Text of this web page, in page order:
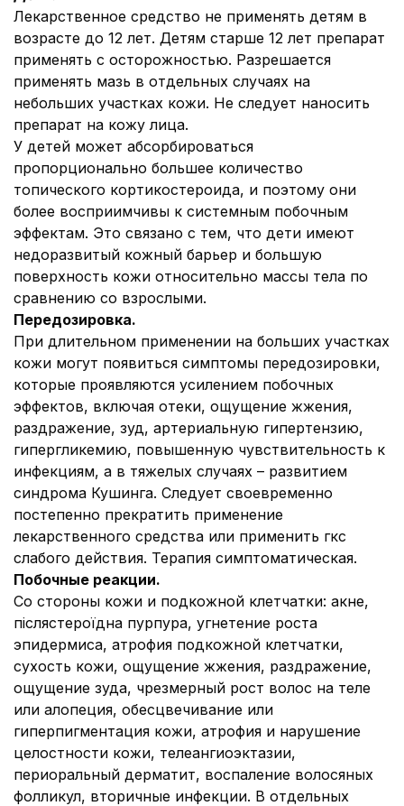
Лекарственное средство не применять детям в
возрасте до 12 лет. Детям старше 12 лет препарат
применять с осторожностью. Разрешается
применять мазь в отдельных случаях на
небольших участках кожи. Не следует наносить
препарат на кожу лица.
У детей может абсорбироваться
пропорционально большее количество
топического кортикостероида, и поэтому они
более восприимчивы к системным побочным
эффектам. Это связано с тем, что дети имеют
недоразвитый кожный барьер и большую
поверхность кожи относительно массы тела по
сравнению со взрослыми.
Передозировка.
При длительном применении на больших участках
кожи могут появиться симптомы передозировки,
которые проявляются усилением побочных
эффектов, включая отеки, ощущение жжения,
раздражение, зуд, артериальную гипертензию,
гипергликемию, повышенную чувствительность к
инфекциям, а в тяжелых случаях – развитием
синдрома Кушинга. Следует своевременно
постепенно прекратить применение
лекарственного средства или применить гкс
слабого действия. Терапия симптоматическая.
Побочные реакции.
Со стороны кожи и подкожной клетчатки: акне,
післястероїдна пурпура, угнетение роста
эпидермиса, атрофия подкожной клетчатки,
сухость кожи, ощущение жжения, раздражение,
ощущение зуда, чрезмерный рост волос на теле
или алопеция, обесцвечивание или
гиперпигментация кожи, атрофия и нарушение
целостности кожи, телеангиоэктазии,
периоральный дерматит, воспаление волосяных
фолликул, вторичные инфекции. В отдельных